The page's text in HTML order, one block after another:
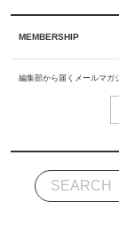
MEMBERSHIP
編集部から届くメールマガ